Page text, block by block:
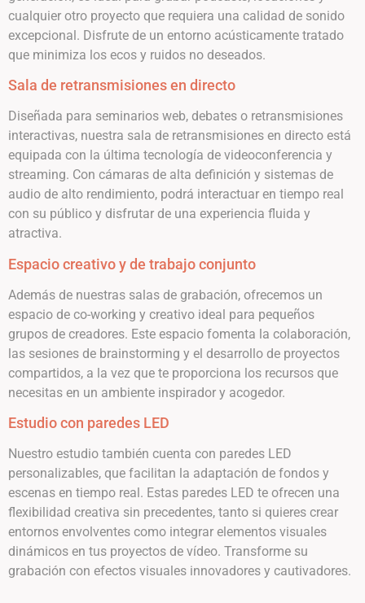
cualquier otro proyecto que requiera una calidad de sonido
excepcional. Disfrute de un entorno acústicamente tratado
que minimiza los ecos y ruidos no deseados.
Sala de retransmisiones en directo
Diseñada para seminarios web, debates o retransmisiones
interactivas, nuestra sala de retransmisiones en directo está
equipada con la última tecnología de videoconferencia y
streaming. Con cámaras de alta definición y sistemas de
audio de alto rendimiento, podrá interactuar en tiempo real
con su público y disfrutar de una experiencia fluida y
atractiva.
Espacio creativo y de trabajo conjunto
Además de nuestras salas de grabación, ofrecemos un
espacio de co-working y creativo ideal para pequeños
grupos de creadores. Este espacio fomenta la colaboración,
las sesiones de brainstorming y el desarrollo de proyectos
compartidos, a la vez que te proporciona los recursos que
necesitas en un ambiente inspirador y acogedor.
Estudio con paredes LED
Nuestro estudio también cuenta con paredes LED
personalizables, que facilitan la adaptación de fondos y
escenas en tiempo real. Estas paredes LED te ofrecen una
flexibilidad creativa sin precedentes, tanto si quieres crear
entornos envolventes como integrar elementos visuales
dinámicos en tus proyectos de vídeo. Transforme su
grabación con efectos visuales innovadores y cautivadores.